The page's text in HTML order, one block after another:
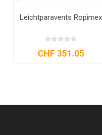
Faltwand wandmontiert
CHF 483.05